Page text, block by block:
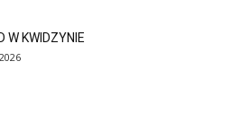
W KWIDZYNIE